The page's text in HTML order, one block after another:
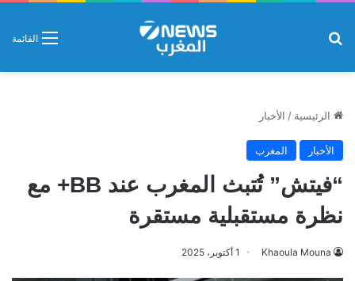
القائمة
الرئيسية / الأخبار
الأخبار المغرب
“فيتش” تُتبث المغرب عند BB+ مع
نظرة مستقبلية مستقرة
Khaoula Mouna 1 أكتوبر، 2025